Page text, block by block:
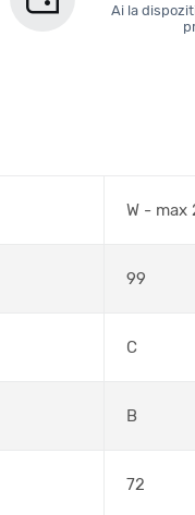
Ai la
W - max
99
C
B
72